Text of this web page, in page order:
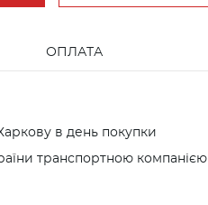
ОПЛАТА
в день покупки
транспортною компанією